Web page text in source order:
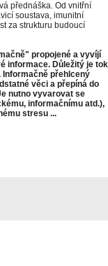
přednáška. Od vnitřní
soustava, imunitní
za strukturu budoucí
propojené a vyvíjí
informace. Důležitý je
přehlcený
věci a přepíná do
nutno vyvarovat se
informačnímu atd.),
stresu ...